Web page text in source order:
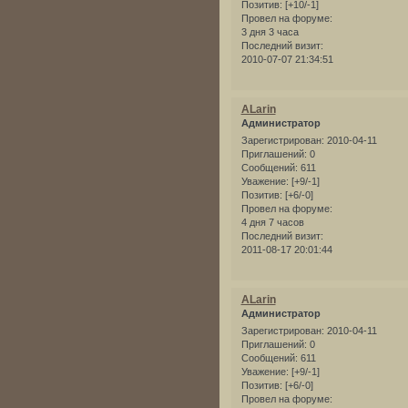
Позитив: [+10/-1]
Провел на форуме:
3 дня 3 часа
Последний визит:
2010-07-07 21:34:51
ALarin
Администратор
Зарегистрирован: 2010-04-11
Приглашений: 0
Сообщений: 611
Уважение: [+9/-1]
Позитив: [+6/-0]
Провел на форуме:
4 дня 7 часов
Последний визит:
2011-08-17 20:01:44
ALarin
Администратор
Зарегистрирован: 2010-04-11
Приглашений: 0
Сообщений: 611
Уважение: [+9/-1]
Позитив: [+6/-0]
Провел на форуме: